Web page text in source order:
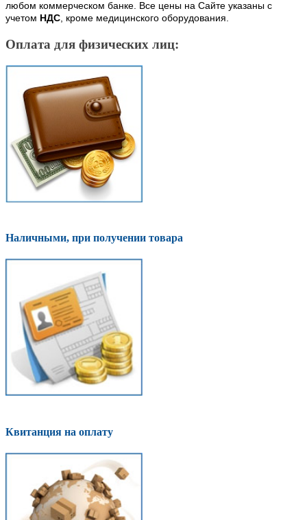
любом коммерческом банке. Все цены на Сайте указаны с
учетом НДС, кроме медицинского оборудования.
Оплата для физических лиц:
Наличными, при получении товара
Квитанция на оплату